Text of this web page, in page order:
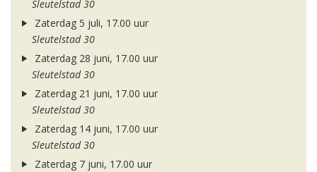
Sleutelstad 30
Zaterdag 5 juli, 17.00 uur
Sleutelstad 30
Zaterdag 28 juni, 17.00 uur
Sleutelstad 30
Zaterdag 21 juni, 17.00 uur
Sleutelstad 30
Zaterdag 14 juni, 17.00 uur
Sleutelstad 30
Zaterdag 7 juni, 17.00 uur